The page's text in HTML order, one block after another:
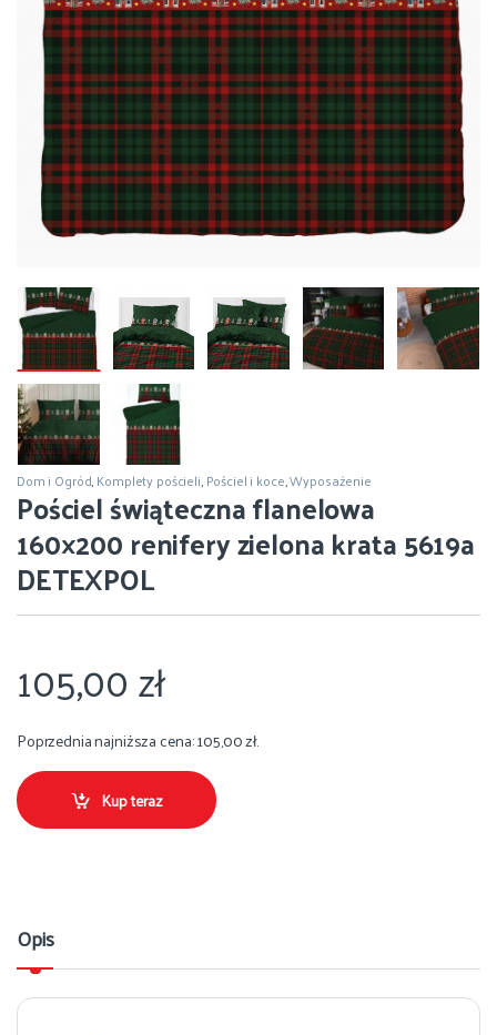
Dom i Ogród,Komplety pościeli,Pościel i koce,Wyposażenie
Pościel świąteczna flanelowa
160×200 renifery zielona krata 5619a
DETEXPOL
105,00zł
Poprzednia najniższa cena:105,00zł.
Kup teraz
Opis